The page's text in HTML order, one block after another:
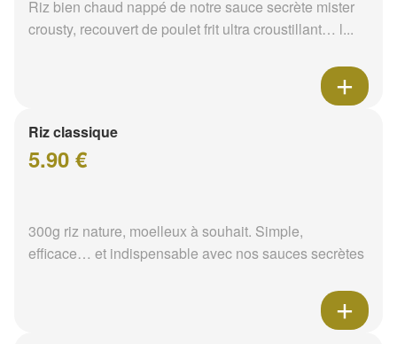
Riz bien chaud nappé de notre sauce secrète mister
crousty, recouvert de poulet frit ultra croustillant… l...
Riz classique
5.90 €
300g riz nature, moelleux à souhait. Simple,
efficace… et indispensable avec nos sauces secrètes